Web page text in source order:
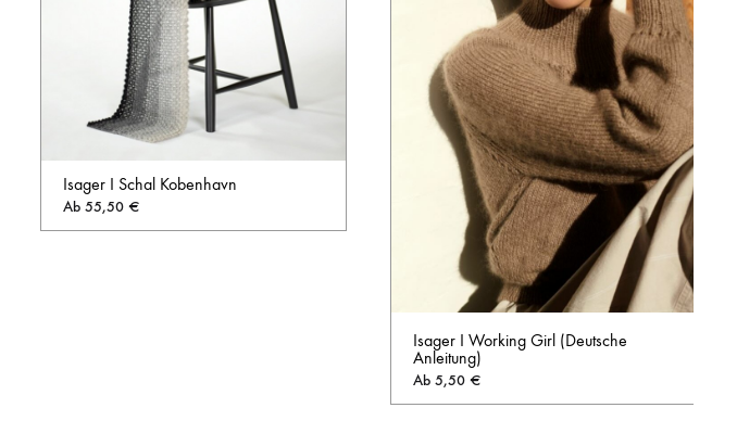
Isager I Schal Kobenhavn
Ab55,50€
Isager I Working Girl (Deutsche
Anleitung)
Ab 5,50 €